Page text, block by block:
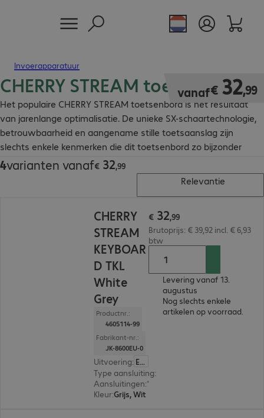
Invoerapparatuur
CHERRY STREAM toetsenbord
Het populaire CHERRY STREAM toetsenbord is het resultaat
van jarenlange optimalisatie. De unieke SX-schaartechnologie,
betrouwbaarheid en aangename stille toetsaanslag zijn
slechts enkele kenmerken die dit toetsenbord zo bijzonder
maken.
vanaf€ 32,99
€ 32,99
4varianten vanaf€ 32,99
€ 32,99
Relevantie
CHERRY
STREAM
KEYBOAR
D TKL
White
Grey
Productnr.:
4605114-99
Fabrikant-nr.:
JK-8600EU-0
Uitvoering: Europa (Engels)
Type aansluiting:
Aansluitingen:
Kleur:Grijs, Wit
€ 32,99
Brutoprijs: € 39,92 incl. € 6,93
btw
Levering vanaf 13.
augustus
Nog slechts enkele
artikelen op voorraad.